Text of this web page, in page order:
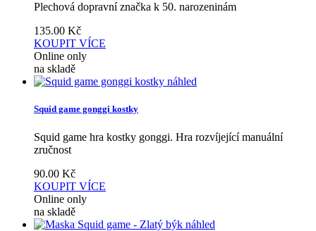
Plechová dopravní značka k 50. narozeninám
135.00 Kč
KOUPIT VÍCE
Online only
na skladě
náhled
Squid game gonggi kostky
Squid game hra kostky gonggi. Hra rozvíjející manuální
zručnost
90.00 Kč
KOUPIT VÍCE
Online only
na skladě
náhled